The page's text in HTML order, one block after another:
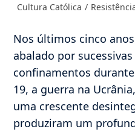
post:
Categoria
Cultura Católica /
Nos últimos cinco
abalado por
confinamentos
19, a guerra na
uma crescente
produziram um